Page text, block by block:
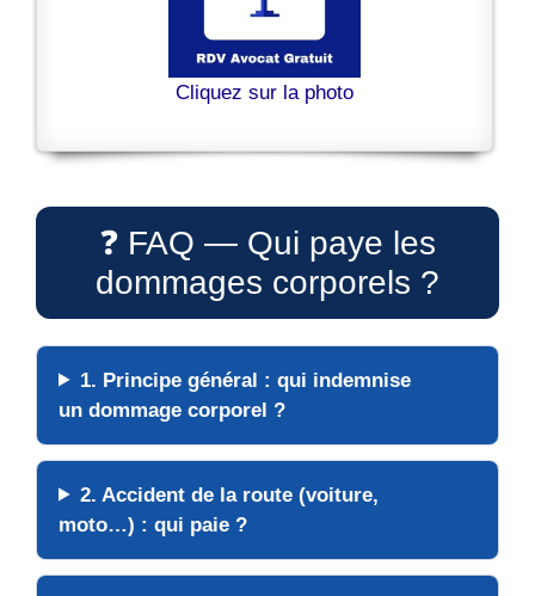
Cliquez sur la photo
❓ FAQ — Qui paye les
dommages corporels ?
1. Principe général : qui indemnise
un dommage corporel ?
2. Accident de la route (voiture,
moto…) : qui paie ?